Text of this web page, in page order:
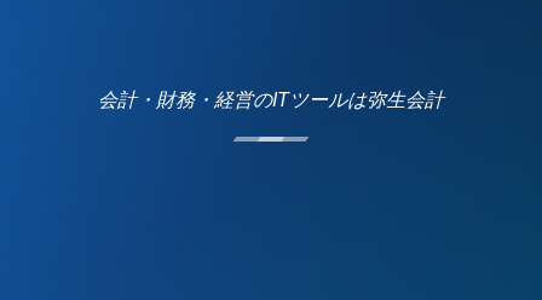
会計・財務・経営のITツールは弥生会計